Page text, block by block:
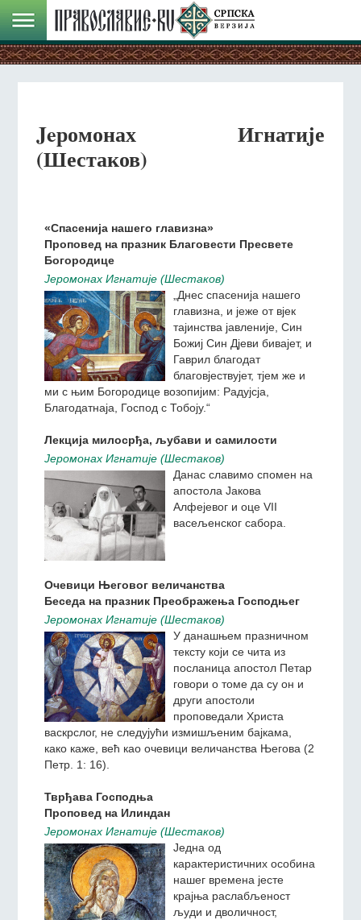
Jeромонах Игнатиjе
(Шестаков)
«Спасенија нашего главизна»
Проповед на празник Благовести Пресвете
Богородице
Jeромонах Игнатиjе (Шестаков)
„Днес спасенија нашего
главизна, и јеже от вјек
тајинства јавленије, Син
Божиј Син Дјеви бивајет, и
Гаврил благодат
благовјествујет, тјем же и
ми с њим Богородице возопијим: Радујсја,
Благодатнаја, Господ с Тобоју.“
Лекција милосрђа, љубави и самилости
Jeромонах Игнатиjе (Шестаков)
Данас славимо спомен на
апостола Јакова
Алфејевог и оце VII
васељенског сабора.
Очевици Његовог величанства
Беседа на празник Преображења Господњег
Jeромонах Игнатиjе (Шестаков)
У данашњем празничном
тексту који се чита из
посланица апостол Петар
говори о томе да су он и
други апостоли
проповедали Христа
васкрслог, не следујући измишљеним бајкама,
како каже, већ као очевици величанства Његова (2
Петр. 1: 16).
Тврђава Господња
Проповед на Илиндан
Jeромонах Игнатиjе (Шестаков)
Једна од
карактеристичних особина
нашег времена јесте
крајња раслабљеност
људи и дволичност,